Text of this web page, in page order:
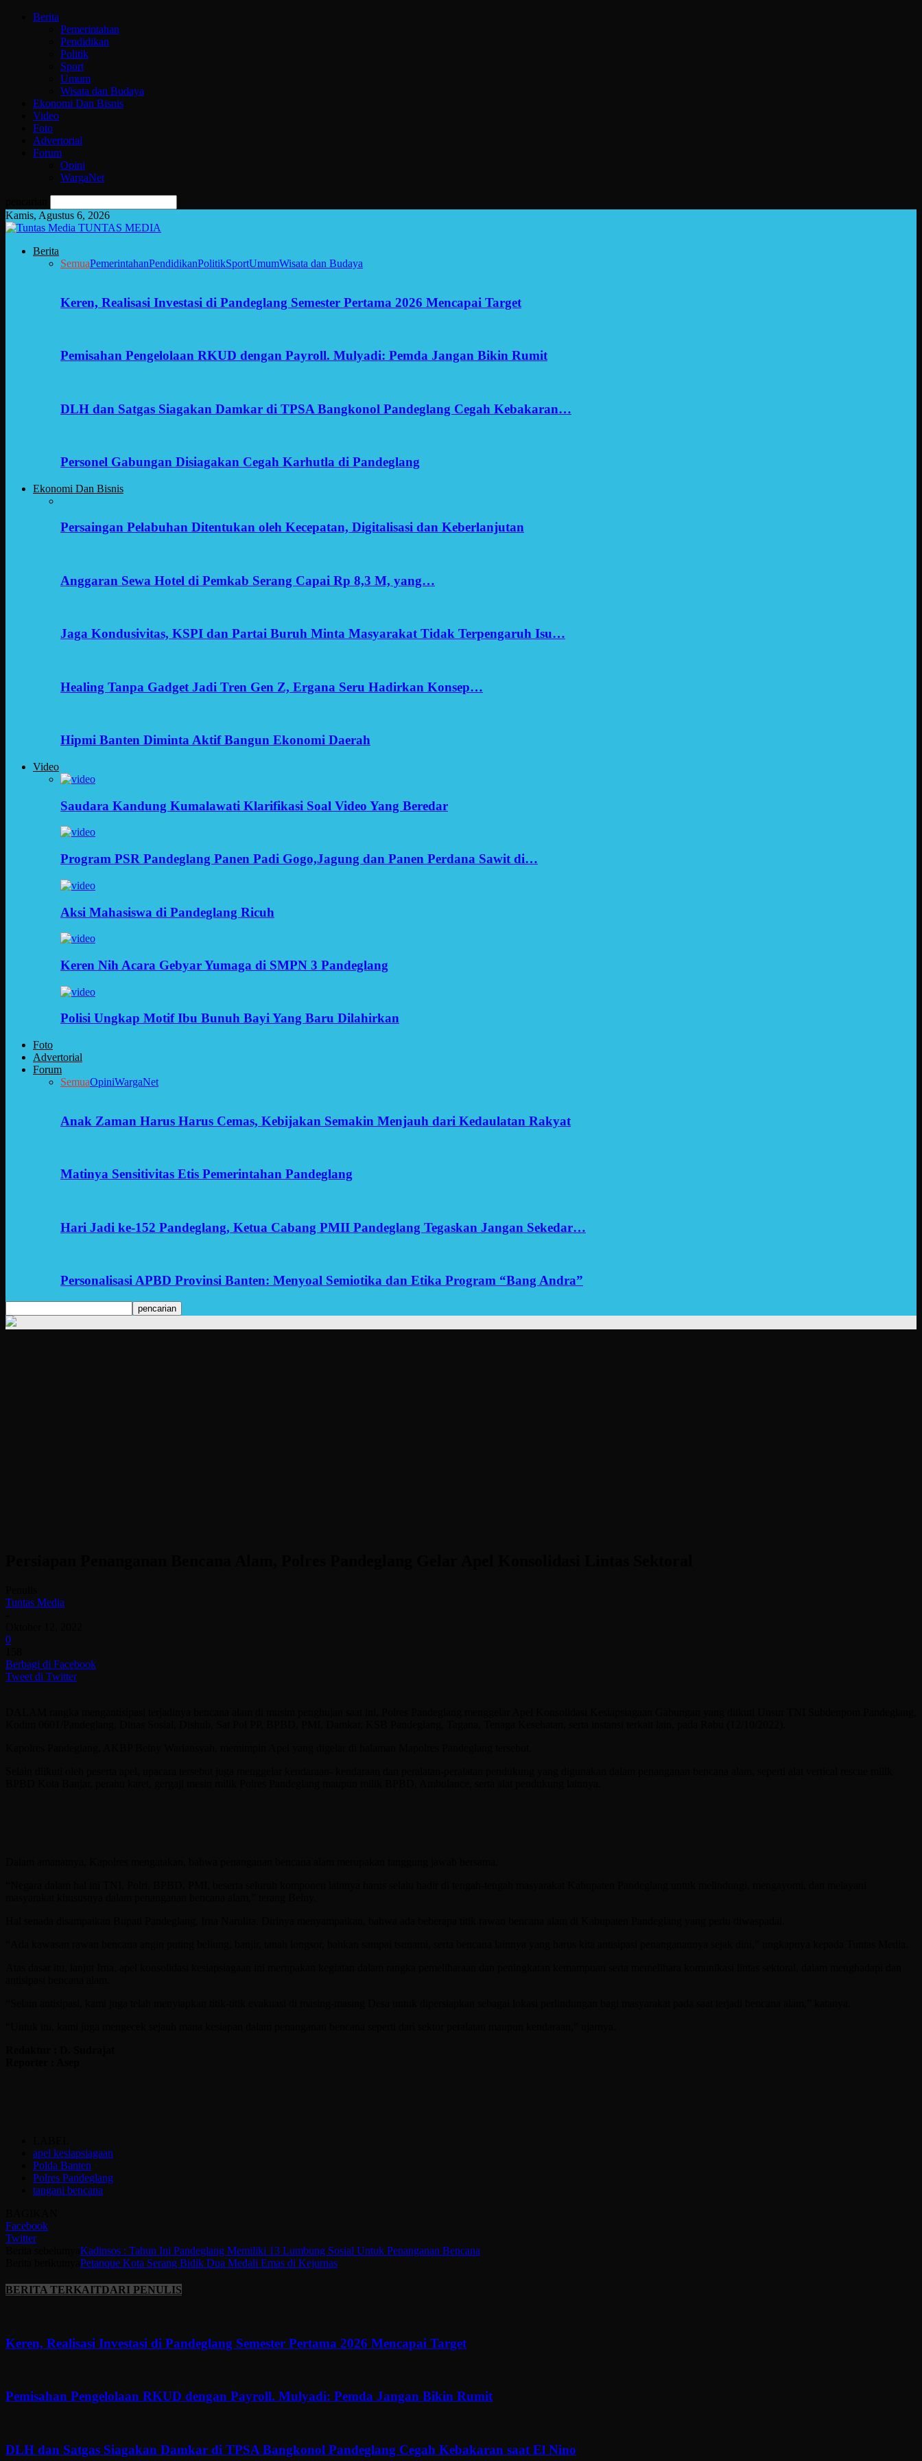
Berita
Pemerintahan
Pendidikan
Politik
Sport
Umum
Wisata dan Budaya
Ekonomi Dan Bisnis
Video
Foto
Advertorial
Forum
Opini
WargaNet
Kamis, Agustus 6, 2026
TUNTAS MEDIA
Berita
SemuaPemerintahanPendidikanPolitikSportUmumWisata dan Budaya
Keren, Realisasi Investasi di Pandeglang Semester Pertama 2026 Mencapai Target
Pemisahan Pengelolaan RKUD dengan Payroll. Mulyadi: Pemda Jangan Bikin Rumit
DLH dan Satgas Siagakan Damkar di TPSA Bangkonol Pandeglang Cegah Kebakaran…
Personel Gabungan Disiagakan Cegah Karhutla di Pandeglang
Ekonomi Dan Bisnis
Persaingan Pelabuhan Ditentukan oleh Kecepatan, Digitalisasi dan Keberlanjutan
Anggaran Sewa Hotel di Pemkab Serang Capai Rp 8,3 M, yang…
Jaga Kondusivitas, KSPI dan Partai Buruh Minta Masyarakat Tidak Terpengaruh Isu…
Healing Tanpa Gadget Jadi Tren Gen Z, Ergana Seru Hadirkan Konsep…
Hipmi Banten Diminta Aktif Bangun Ekonomi Daerah
Video
Saudara Kandung Kumalawati Klarifikasi Soal Video Yang Beredar
Program PSR Pandeglang Panen Padi Gogo,Jagung dan Panen Perdana Sawit di…
Aksi Mahasiswa di Pandeglang Ricuh
Keren Nih Acara Gebyar Yumaga di SMPN 3 Pandeglang
Polisi Ungkap Motif Ibu Bunuh Bayi Yang Baru Dilahirkan
Foto
Advertorial
Forum
SemuaOpiniWargaNet
Anak Zaman Harus Harus Cemas, Kebijakan Semakin Menjauh dari Kedaulatan Rakyat
Matinya Sensitivitas Etis Pemerintahan Pandeglang
Hari Jadi ke-152 Pandeglang, Ketua Cabang PMII Pandeglang Tegaskan Jangan Sekedar…
Personalisasi APBD Provinsi Banten: Menyoal Semiotika dan Etika Program “Bang Andra”
Tuntas Media
0
Berbagi di Facebook
Tweet di Twitter
apel kesiapsiagaan
Polda Banten
Polres Pandeglang
tangani bencana
Facebook
Twitter
Kadinsos : Tahun Ini Pandeglang Memiliki 13 Lumbung Sosial Untuk Penanganan Bencana
Petanque Kota Serang Bidik Dua Medali Emas di Kejurnas
BERITA TERKAITDARI PENULIS
Keren, Realisasi Investasi di Pandeglang Semester Pertama 2026 Mencapai Target
Pemisahan Pengelolaan RKUD dengan Payroll. Mulyadi: Pemda Jangan Bikin Rumit
DLH dan Satgas Siagakan Damkar di TPSA Bangkonol Pandeglang Cegah Kebakaran saat El Nino